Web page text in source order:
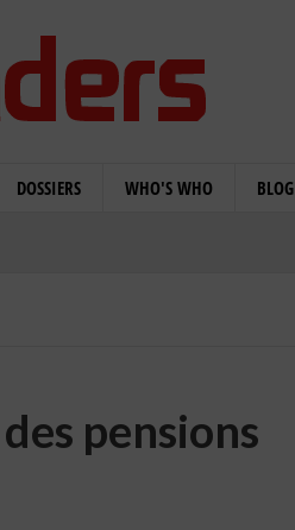
DOSSIERS WHO'S WHO BLOG
pensions